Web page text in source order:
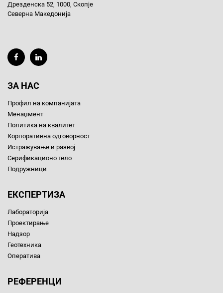
Дрезденска 52, 1000, Скопје
Северна Македонија
ЗА НАС
Профил на компанијата
Менаџмент
Политика на квалитет
Корпоративна одговорност
Истражување и развој
Серификационо тело
Подружници
ЕКСПЕРТИЗА
Лабораторија
Проектирање
Надзор
Геотехника
Оператива
РЕФЕРЕНЦИ